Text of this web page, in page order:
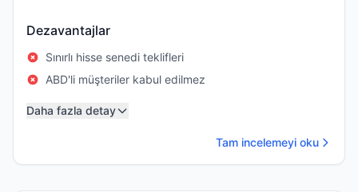
Dezavantajlar
Sınırlı hisse senedi teklifleri
ABD'li müşteriler kabul edilmez
Daha fazla detay
Tam incelemeyi oku